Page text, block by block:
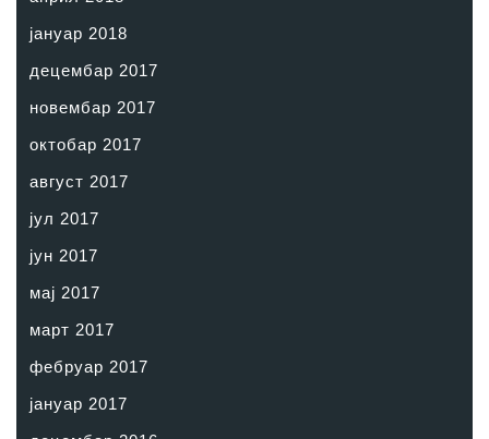
јануар 2018
децембар 2017
новембар 2017
октобар 2017
август 2017
јул 2017
јун 2017
мај 2017
март 2017
фебруар 2017
јануар 2017